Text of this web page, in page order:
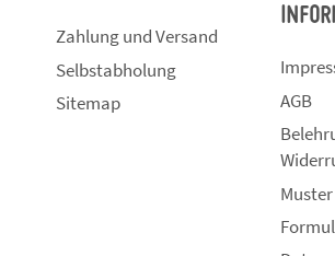
Zahlung und Versand
Selbstabholung
Sitemap
AGB